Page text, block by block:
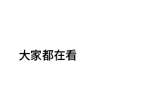
大家都在看